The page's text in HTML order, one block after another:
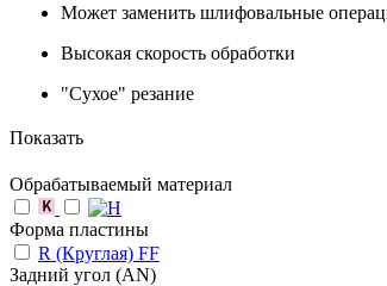
Может заменить шлифовальные
Высокая скорость обработки
"Сухое" резание
Показать
Обрабатываемый материал
Форма пластины
R (Круглая) FF
Задний угол (AN)